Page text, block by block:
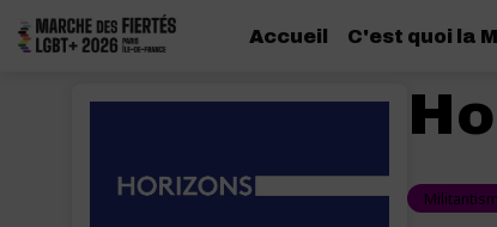
Accueil C'est quoi la